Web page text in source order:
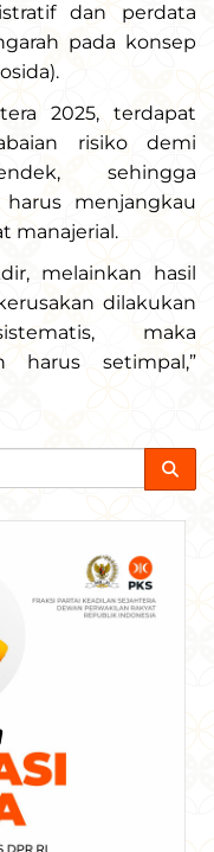
dan perdata
pada konsep
2025, terdapat
risiko demi
sehingga
menjangkau
manajerial.
melainkan hasil
dilakukan
maka
harus setimpal,”